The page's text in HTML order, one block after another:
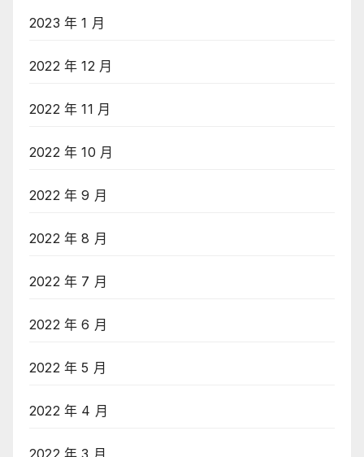
2023 年 1 月
2022 年 12 月
2022 年 11 月
2022 年 10 月
2022 年 9 月
2022 年 8 月
2022 年 7 月
2022 年 6 月
2022 年 5 月
2022 年 4 月